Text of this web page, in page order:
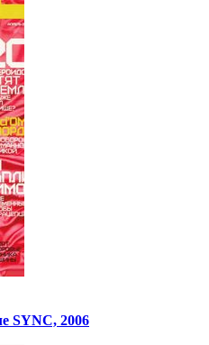
SYNC, 2006